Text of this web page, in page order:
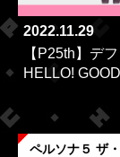
2022.11.29
【P25th】デ
HELLO!
ペルソナ５ ザ